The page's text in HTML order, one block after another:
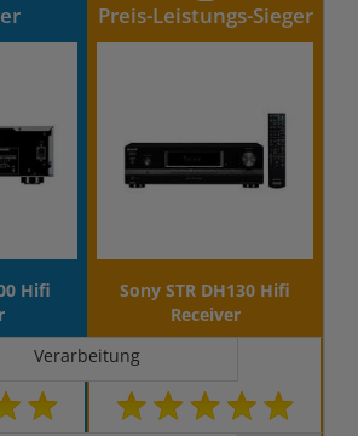
Preis-Leistungs-Sieger
Hifi
Sony STR DH130 Hifi
Receiver
Verarbeitung